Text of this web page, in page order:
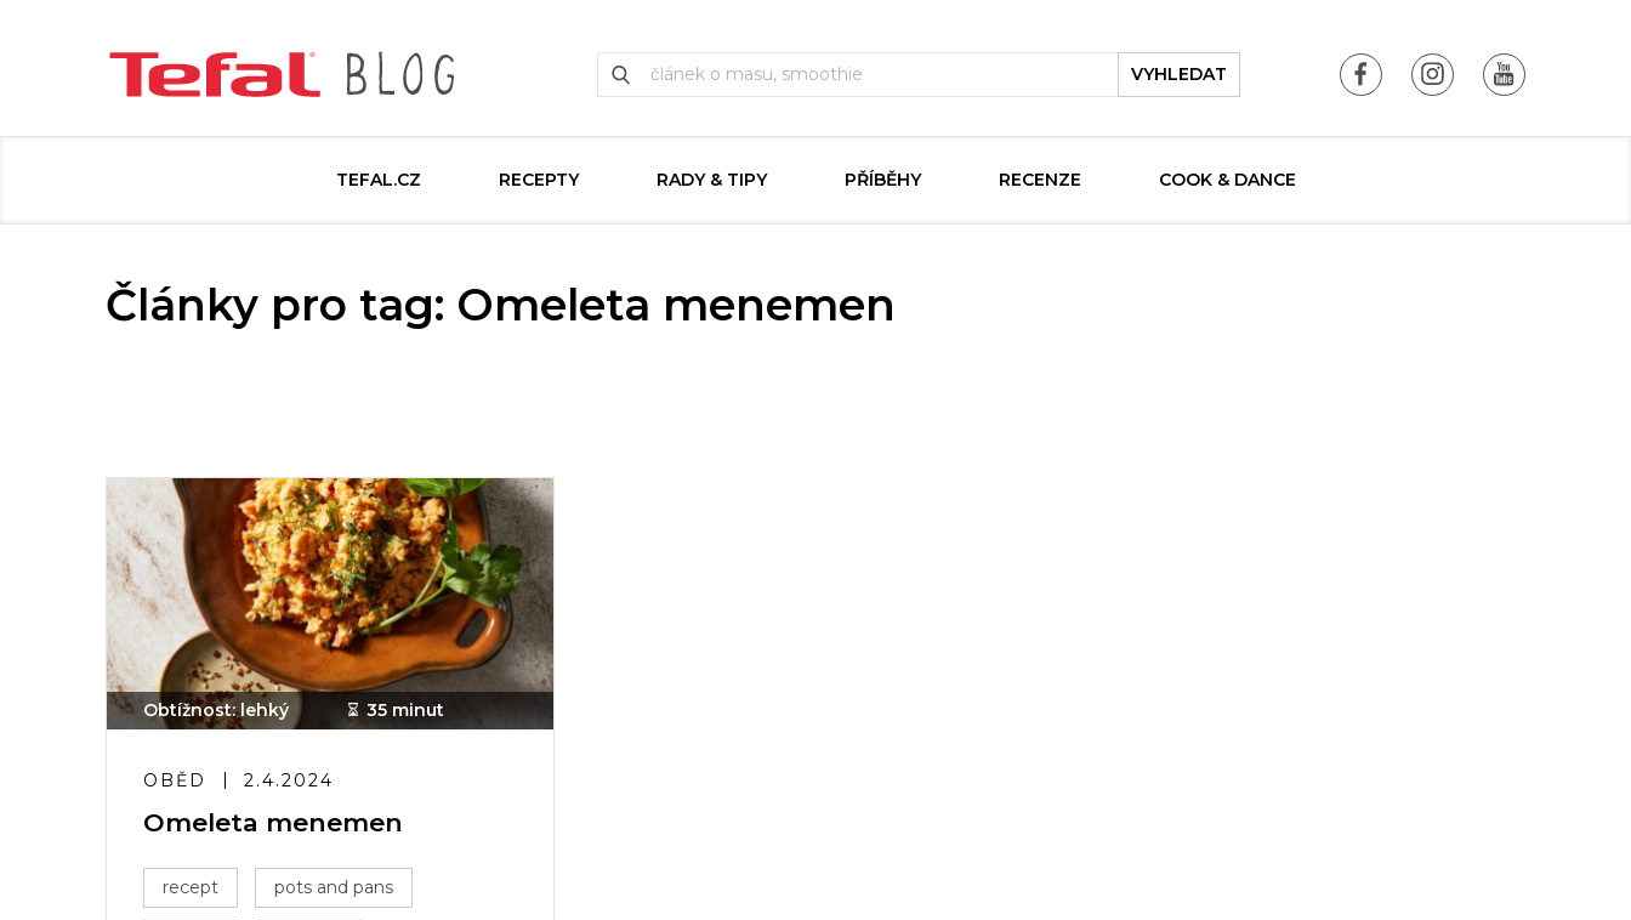
VYHLEDAT
TEFAL.CZ RECEPTY RADY & TIPY PŘÍBĚHY RECENZE COOK & DANCE
Články pro tag: Omeleta menemen
Obtížnost: lehký 35 minut
OBĚD 2.4.2024
Omeleta menemen
recept pots and pans